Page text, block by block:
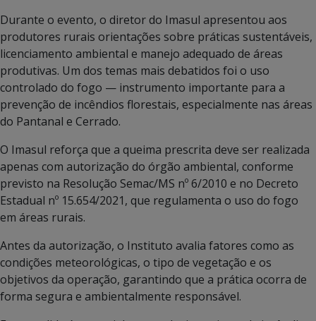
Durante o evento, o diretor do Imasul apresentou aos
produtores rurais orientações sobre práticas sustentáveis,
licenciamento ambiental e manejo adequado de áreas
produtivas. Um dos temas mais debatidos foi o uso
controlado do fogo — instrumento importante para a
prevenção de incêndios florestais, especialmente nas áreas
do Pantanal e Cerrado.
O Imasul reforça que a queima prescrita deve ser realizada
apenas com autorização do órgão ambiental, conforme
previsto na Resolução Semac/MS nº 6/2010 e no Decreto
Estadual nº 15.654/2021, que regulamenta o uso do fogo
em áreas rurais.
Antes da autorização, o Instituto avalia fatores como as
condições meteorológicas, o tipo de vegetação e os
objetivos da operação, garantindo que a prática ocorra de
forma segura e ambientalmente responsável.